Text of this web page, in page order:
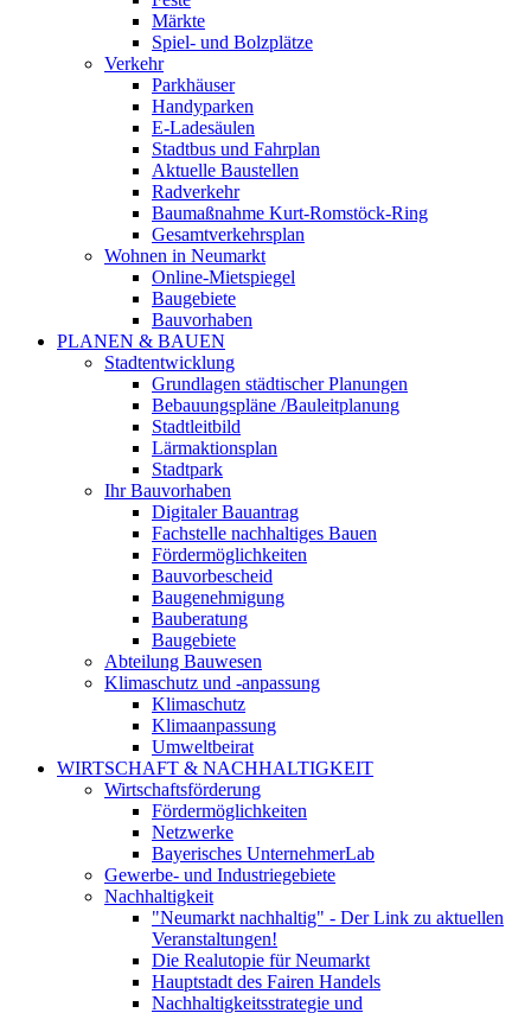
Märkte
Spiel- und Bolzplätze
Verkehr
Parkhäuser
Handyparken
E-Ladesäulen
Stadtbus und Fahrplan
Aktuelle Baustellen
Radverkehr
Baumaßnahme Kurt-Romstöck-Ring
Gesamtverkehrsplan
Wohnen in Neumarkt
Online-Mietspiegel
Baugebiete
Bauvorhaben
PLANEN & BAUEN
Stadtentwicklung
Grundlagen städtischer Planungen
Bebauungspläne /Bauleitplanung
Stadtleitbild
Lärmaktionsplan
Stadtpark
Ihr Bauvorhaben
Digitaler Bauantrag
Fachstelle nachhaltiges Bauen
Fördermöglichkeiten
Bauvorbescheid
Baugenehmigung
Bauberatung
Baugebiete
Abteilung Bauwesen
Klimaschutz und -anpassung
Klimaschutz
Klimaanpassung
Umweltbeirat
WIRTSCHAFT & NACHHALTIGKEIT
Wirtschaftsförderung
Fördermöglichkeiten
Netzwerke
Bayerisches UnternehmerLab
Gewerbe- und Industriegebiete
Nachhaltigkeit
"Neumarkt nachhaltig" - Der Link zu aktuellen
Veranstaltungen!
Die Realutopie für Neumarkt
Hauptstadt des Fairen Handels
Nachhaltigkeitsstrategie und